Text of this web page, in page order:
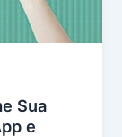
Sua
e